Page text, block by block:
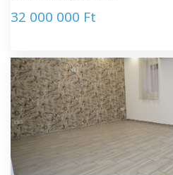
32 000 000 Ft